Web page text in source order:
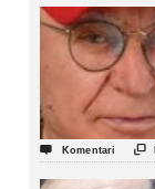
 Komentari 